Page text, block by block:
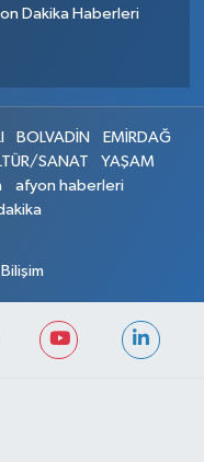
Dakika Haberleri
BOLVADİN
EMİRDAĞ
SANAT
YAŞAM
afyon haberleri
Bilişim